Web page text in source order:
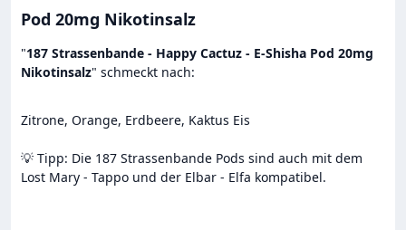
Pod 20mg Nikotinsalz
"187 Strassenbande - Happy Cactuz - E-Shisha Pod 20mg
Nikotinsalz" schmeckt nach:
Zitrone, Orange, Erdbeere, Kaktus Eis
💡 Tipp: Die 187 Strassenbande Pods sind auch mit dem
Lost Mary - Tappo und der Elbar - Elfa kompatibel.